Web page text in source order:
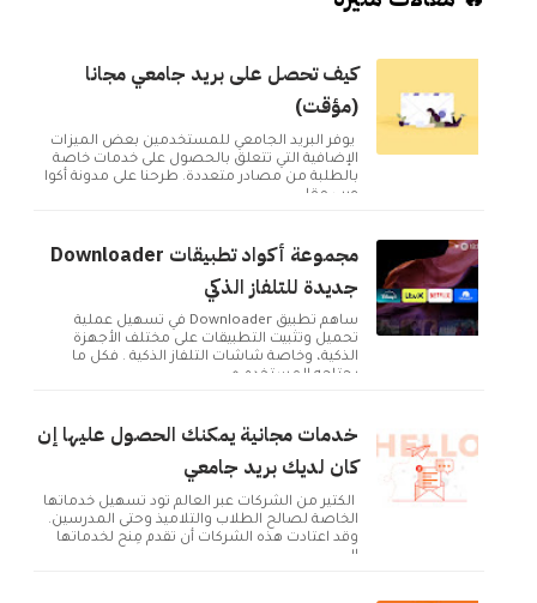
كيف تحصل على بريد جامعي مجانا
(مؤقت)
يوفر البريد الجامعي للمستخدمين بعض الميزات
الإضافية التي تتعلق بالحصول على خدمات خاصة
بالطلبة من مصادر متعددة. طرحنا على مدونة أكوا
ويب مقا...
مجموعة أكواد تطبيقات Downloader
جديدة للتلفاز الذكي
ساهم تطبيق Downloader في تسهيل عملية
تحميل وتثبيت التطبيقات على مختلف الأجهزة
الذكية، وخاصة شاشات التلفاز الذكية . فكل ما
يحتاجه المستخدم ه...
خدمات مجانية يمكنك الحصول عليها إن
كان لديك بريد جامعي
الكثير من الشركات عبر العالم تود تسهيل خدماتها
الخاصة لصالح الطلاب والتلاميذ وحتى المدرسين.
وقد اعتادت هذه الشركات أن تقدم مِنح لخدماتها
ال...